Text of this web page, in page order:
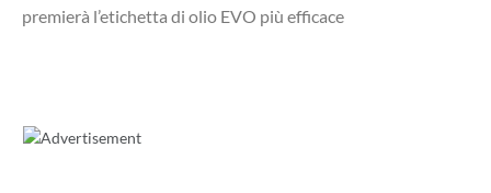
premierà l’etichetta di olio EVO più efficace